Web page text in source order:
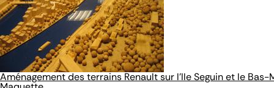
Aménagement des terrains Renault sur l'Ile Seguin et le Bas-